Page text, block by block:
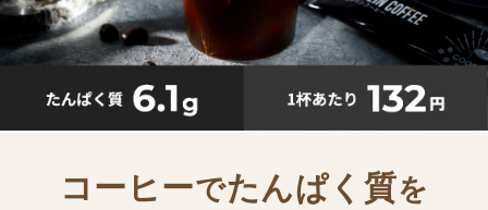
コーヒーでたんぱく質を